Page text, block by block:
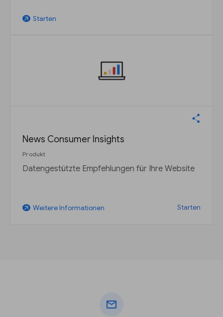
arrow_outward Starten
News Consumer Insights
Produkt
Datengestützte Empfehlungen für Ihre Website
arrow_outward Weitere Informationen Starten
mail